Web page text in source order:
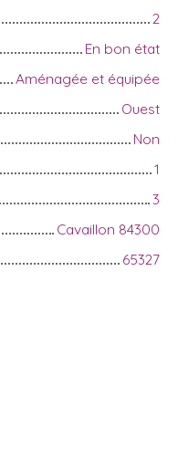
2
En bon état
Aménagée et équipée
Ouest
Non
1
3
Cavaillon 84300
65327